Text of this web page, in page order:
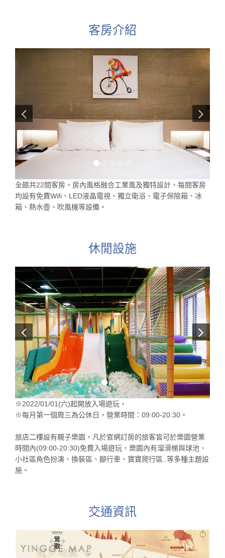
客房介紹
全館共22間客房，房內風格融合工業風及獨特設計，每間客房
均設有免費Wifi、LED液晶電視、獨立衛浴、電子保險箱、冰
箱、熱水壺、吹風機等設備。
休閒設施
※2022/01/01(六)起開放入場遊玩。
※每月第一個周三為公休日，營業時間：09:00-20:30。
旅店二樓設有親子樂園，凡於官網訂房的旅客皆可於樂園營業
時間內(09:00-20:30)免費入場遊玩，樂園內有溜滑梯與球池、
小社區角色扮演、換裝區、腳行車、寶寶爬行區..等多種主題設
施。
交通資訊